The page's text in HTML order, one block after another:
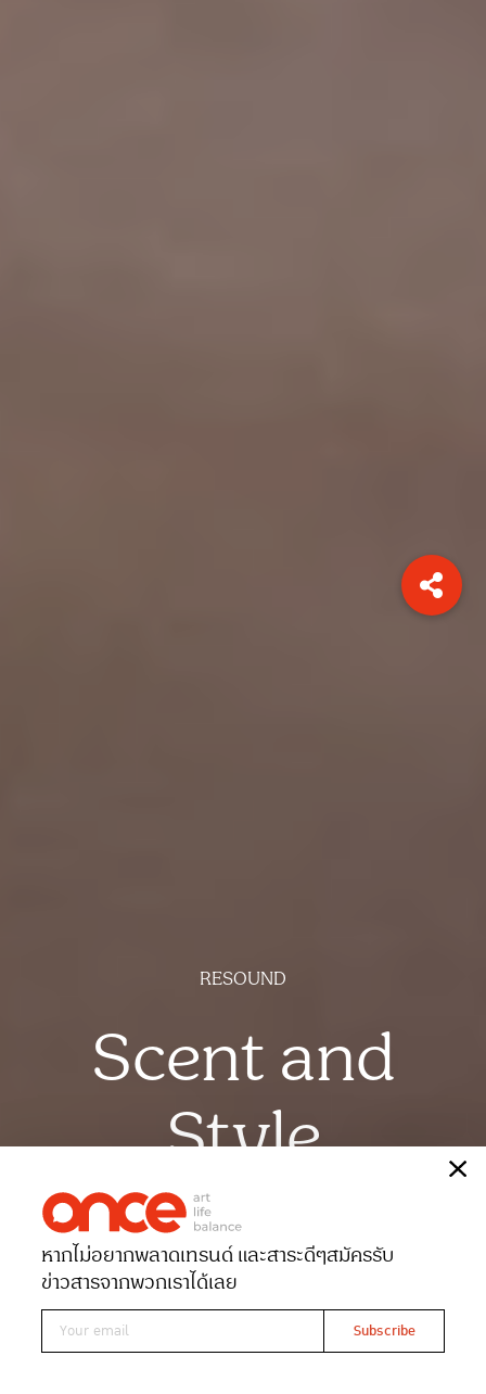
RESOUND
Scent and
Style
เรื่อง
ภาพฉัตรชัย มาตยภูธร
Date 08-07-2023Views 5080
หากไม่อยากพลาดเทรนด์ และสาระดีๆสมัครรับ
ข่าวสารจากพวกเราได้เลย